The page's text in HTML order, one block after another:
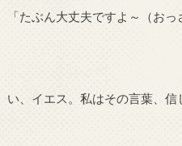
「たぶん大丈夫ですよ～（おっ
い、イエス。私はその言葉、信